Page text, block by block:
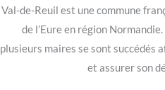
Val-de-Reuil est une commune
de l’Eure en région
plusieurs maires se sont succédés
et assurer son